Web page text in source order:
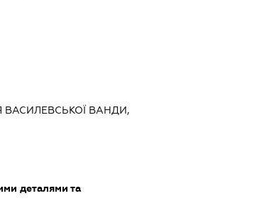
ВАСИЛЕВСЬКОЇ ВАНДИ,
деталями та